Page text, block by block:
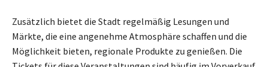
Zusätzlich bietet die Stadt regelmäßig Lesungen und
Märkte, die eine angenehme Atmosphäre schaffen und die
Möglichkeit bieten, regionale Produkte zu genießen. Die